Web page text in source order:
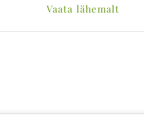
Vaata lähemalt